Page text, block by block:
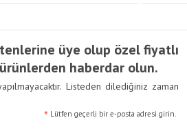
üye olup özel fiyatlı
haberdar olun.
Listeden dilediğiniz zaman
* Lütfen geçerli bir e-posta adresi girin.